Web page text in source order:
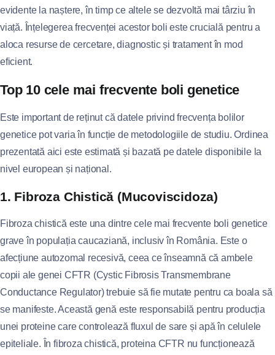
evidente la naștere, în timp ce altele se dezvoltă mai târziu în
viață. Înțelegerea frecvenței acestor boli este crucială pentru a
aloca resurse de cercetare, diagnostic și tratament în mod
eficient.
Top 10 cele mai frecvente boli genetice
Este important de reținut că datele privind frecvența bolilor
genetice pot varia în funcție de metodologiile de studiu. Ordinea
prezentată aici este estimată și bazată pe datele disponibile la
nivel european și național.
1. Fibroza Chistică (Mucoviscidoza)
Fibroza chistică este una dintre cele mai frecvente boli genetice
grave în populația caucaziană, inclusiv în România. Este o
afecțiune autozomal recesivă, ceea ce înseamnă că ambele
copii ale genei CFTR (Cystic Fibrosis Transmembrane
Conductance Regulator) trebuie să fie mutate pentru ca boala să
se manifeste. Această genă este responsabilă pentru producția
unei proteine care controlează fluxul de sare și apă în celulele
epiteliale. În fibroza chistică, proteina CFTR nu funcționează